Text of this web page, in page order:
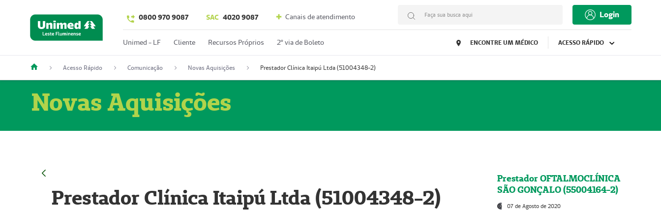
0800 970 9087 SAC 4020 9087 Canais de atendimento Faça sua busca aqui Login
Unimed - LF Cliente Recursos Próprios 2º via de Boleto ENCONTRE UM MÉDICO ACESSO RÁPIDO
Acesso Rápido Comunicação Novas Aquisições Prestador Clínica Itaipú Ltda (51004348-2)
Novas Aquisições
Prestador Clínica Itaipú Ltda (51004348-2)
Prestador OFTALMOCLÍNICA
SÃO GONÇALO (55004164-2)
07 de Agosto de 2020